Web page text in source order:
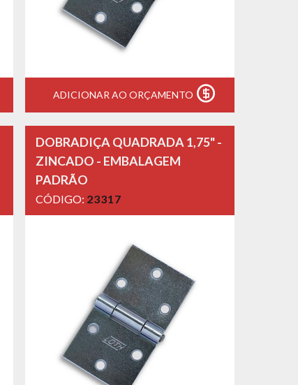
ADICIONAR AO ORÇAMENTO
DOBRADIÇA QUADRADA 1,75" -
ZINCADO - EMBALAGEM
PADRÃO
CÓDIGO: 23317